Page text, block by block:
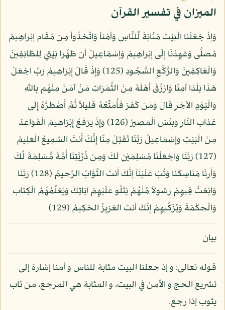
الميزان في تفسير القرآن
وَإِذْ جَعَلْنَا الْبَيْتَ مَثَابَةً لِّلنَّاسِ وَأَمْناً وَاتَّخِذُواْ مِن مَّقَامِ إِبْرَاهِيمَ
مُصَلًّى وَعَهِدْنَا إِلَى إِبْرَاهِيمَ وَإِسْمَاعِيلَ أَن طَهِّرَا بَيْتِيَ لِلطَّائِفِينَ
وَالْعَاكِفِينَ وَالرُّكَّعِ السُّجُودِ (125) وَإِذْ قَالَ إِبْرَاهِيمُ رَبِّ اجْعَلْ
هَذَا بَلَدًا آمِنًا وَارْزُقْ أَهْلَهُ مِنَ الثَّمَرَاتِ مَنْ آمَنَ مِنْهُم بِاللّهِ
وَالْيَوْمِ الآخِرِ قَالَ وَمَن كَفَرَ فَأُمَتِّعُهُ قَلِيلاً ثُمَّ أَضْطَرُّهُ إِلَى
عَذَابِ النَّارِ وَبِئْسَ الْمَصِيرُ (126) وَإِذْ يَرْفَعُ إِبْرَاهِيمُ الْقَوَاعِدَ
مِنَ الْبَيْتِ وَإِسْمَاعِيلُ رَبَّنَا تَقَبَّلْ مِنَّا إِنَّكَ أَنتَ السَّمِيعُ الْعَلِيمُ
(127) رَبَّنَا وَاجْعَلْنَا مُسْلِمَيْنِ لَكَ وَمِن ذُرِّيَّتِنَا أُمَّةً مُّسْلِمَةً لَّكَ
وَأَرِنَا مَنَاسِكَنَا وَتُبْ عَلَيْنَآ إِنَّكَ أَنتَ التَّوَّابُ الرَّحِيمُ (128) رَبَّنَا
وَابْعَثْ فِيهِمْ رَسُولاً مِّنْهُمْ يَتْلُو عَلَيْهِمْ آيَاتِكَ وَيُعَلِّمُهُمُ الْكِتَابَ
وَالْحِكْمَةَ وَيُزَكِّيهِمْ إِنَّكَ أَنتَ العَزِيزُ الحَكِيمُ (129)
بيان
قوله تعالى: و إذ جعلنا البيت مثابة للناس و أمنا إشارة إلى
تشريع الحج و الأمن في البيت، و المثابة هي المرجع، من ثاب
يثوب إذا رجع.